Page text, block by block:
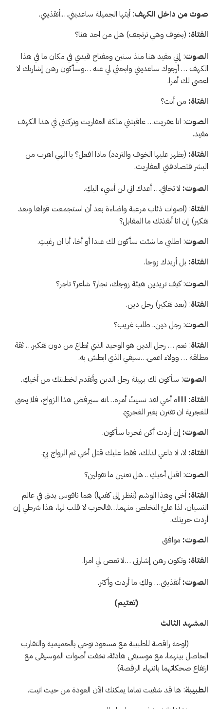
صوت من داخل الكهف: أيتها الجميلة ساعديني….أنقذيني.
الفتاة: (بخوف وهي ترتجف) هل من احد هنا؟
الصوت: إني مقيد هنا منذ سنين ومفتاح قيدي في مكان ما في هذا
الكهف … أرجوك ساعديني وابحثي لي عنه …وسأكون رهن إشارتك لا
اعصي لك أمرا.
الفتاة: من أنت؟
الصوت: انا عفريت… عاقبتني ملكة العفاريت وتركتني في هذا الكهف
مقيد.
الفتاة: (يظهر عليها الخوف والتردد) ماذا افعل؟ يا الهي اهرب من
البشر فتصادفني العفاريت.
الصوت: لا تخافي… أعدك اني لن أسيء اليكِ.
الفتاة: (اصوات ذئاب مرعبة واضاءة بعد أن استجمعت قواها وبعد
تفكير) إن انا أنقذتك ما المقابل؟
الصوت: اطلبي ما شئت سأكون لك عبدا أو أخا، أبا ان رغبتِ.
الفتاة: بل أريدك زوجا.
الصوت: كيف تريدين هيئة زوجك، نجار؟ شاعر؟ تاجر؟
الفتاة: (بعد تفكير) رجل دين.
الصوت: رجل دين.. طلب غريب؟
الفتاة: نعم … رجل الدين هو الوحيد الذي يُطاع من دون تفكير… ثقة
مطلقة … وولاء اعمى…سيفي الذي ابطش به.
الصوت: سأكون لك بهيئة رجل الدين وأتقدم لخطبتك من أخيكِ.
الفتاة: ااااااه أخي لقد نسيتُ أمره…انه سيرفض هذا الزواج، فلا يحق
للغجرية ان تقترن بغير الغجريّ.
الصوت: إن أردت أكن غجريا سأكون.
الفتاة: لا، لا داعي لذلك، فقط عليك قتل أخي ثم الزواج بيّ.
الصوت: اقتل أخيكِ .. هل تعنين ما تقولين؟
الفتاة: أخي وهذا الوشم (تنظر إلى كفيها) هما ناقوس يدق في عالم
النسيان، لذا عليّ التخلص منهما…فالحرب لا قلب لها، هذا شرطي إن
أردت حريتك.
الصوت: موافق
الفتاة: وتكون رهن إشارتي …لا تعص لي امرا.
الصوت: أنقذيني… ولكِ ما أردت وأكثر.
(تعتيم)
المشهد الثالث
(لوحة راقصة للطبيبة مع مسعود توحي بالحميمية والتقارب
الحاصل بينهما، مع موسيقى هادئة، تخفت أصوات الموسيقى مع
ارتفاع ضحكاتهما بانتهاء الرقصة)
الطبيبة: ها قد شفيت تماما يمكنك الآن العودة من حيث اتيت.